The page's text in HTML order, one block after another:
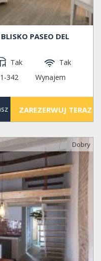
PASEO DEL
Tak
Tak
342
Wynajem
ZAREZERWUJ TERAZ
Dobry